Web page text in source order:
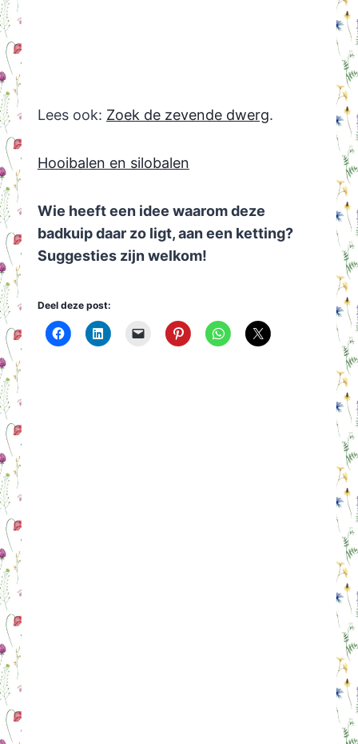
Lees ook: Zoek de zevende dwerg.
Hooibalen en silobalen
Wie heeft een idee waarom deze
badkuip daar zo ligt, aan een ketting?
Suggesties zijn welkom!
Deel deze post: